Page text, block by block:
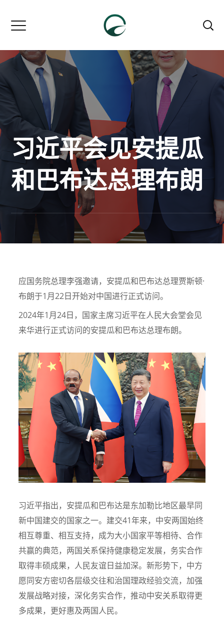
习近平会见安提瓜
和巴布达总理布朗
应国务院总理李强邀请，安提瓜和巴布达总理贾斯顿·
布朗于1月22日开始对中国进行正式访问。
2024年1月24日，国家主席习近平在人民大会堂会见
来华进行正式访问的安提瓜和巴布达总理布朗。
习近平指出，安提瓜和巴布达是东加勒比地区最早同
新中国建交的国家之一。建交41年来，中安两国始终
相互尊重、相互支持，成为大小国家平等相待、合作
共赢的典范，两国关系保持健康稳定发展，务实合作
取得丰硕成果，人民友谊日益加深。新形势下，中方
愿同安方密切各层级交往和治国理政经验交流，加强
发展战略对接，深化务实合作，推动中安关系取得更
多成果，更好惠及两国人民。